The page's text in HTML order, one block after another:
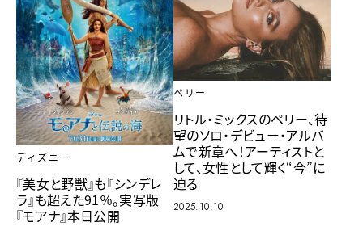
ディズニー
『美女と野獣』も『シンデレ
ラ』も超えた91％。実写版
『モアナ』本日公開
ペリー
リトル・ミックスのペリー、待
望のソロ・デビュー・アルバ
ムで新章へ！アーティストと
して、女性として輝く“今”に
迫る
2025.10.10